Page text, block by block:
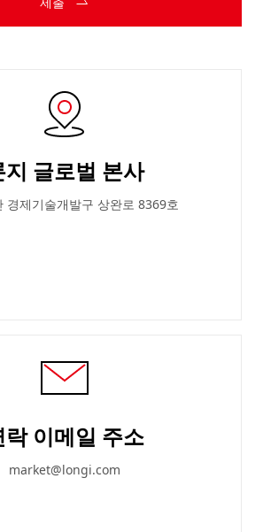
지 글로벌 본사
경제기술개발구 상완로 8369호
락 이메일 주소
market@longi.com